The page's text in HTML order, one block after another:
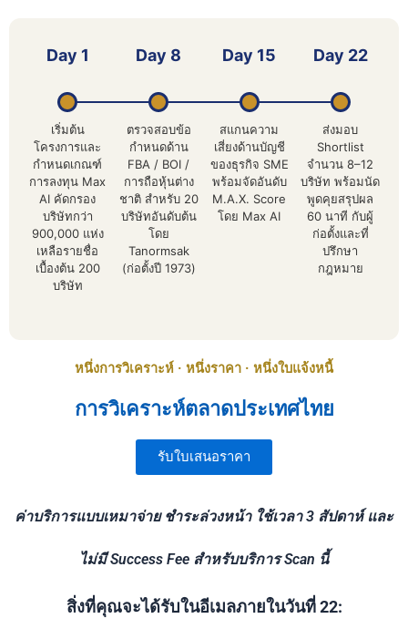
Day 1 Day 8 Day 15 Day 22
เริ่มต้น
โครงการและ
กำหนดเกณฑ์
การลงทุน Max
AI คัดกรอง
บริษัทกว่า
900,000 แห่ง
เหลือรายชื่อ
เบื้องต้น 200
บริษัท
ตรวจสอบข้อ
กำหนดด้าน
FBA / BOI /
การถือหุ้นต่าง
ชาติ สำหรับ 20
บริษัทอันดับต้น
โดย
Tanormsak
(ก่อตั้งปี 1973)
สแกนความ
เสี่ยงด้านบัญชี
ของธุรกิจ SME
พร้อมจัดอันดับ
M.A.X. Score
โดย Max AI
ส่งมอบ
Shortlist
จำนวน 8–12
บริษัท พร้อมนัด
พูดคุยสรุปผล
60 นาที กับผู้
ก่อตั้งและที่
ปรึกษา
กฎหมาย
หนึ่งการวิเคราะห์ · หนึ่งราคา · หนึ่งใบแจ้งหนี้
การวิเคราะห์ตลาดประเทศไทย
รับใบเสนอราคา
ค่าบริการแบบเหมาจ่าย ชำระล่วงหน้า ใช้เวลา 3 สัปดาห์ และ
ไม่มี Success Fee สำหรับบริการ Scan นี้
สิ่งที่คุณจะได้รับในอีเมลภายในวันที่ 22: